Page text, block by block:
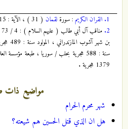
1. القران الكريم : سورةلقمان ( 31 ) ، الآية : 15 ، الصفحة :
2.
بن شهر
سنة : 588 هجرية بحلب / سوريا ، طبعة
1379 هجرية .
مواضيع ذات
شهر محرم الحرام
هل ان الذي قتل الحسين هم شيعته؟